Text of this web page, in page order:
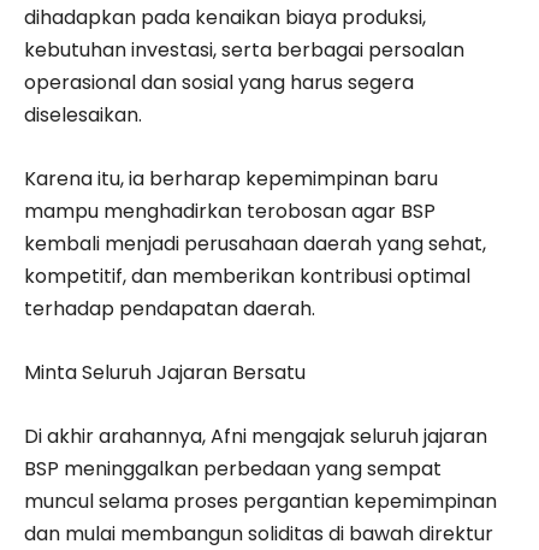
dihadapkan pada kenaikan biaya produksi,
kebutuhan investasi, serta berbagai persoalan
operasional dan sosial yang harus segera
diselesaikan.
Karena itu, ia berharap kepemimpinan baru
mampu menghadirkan terobosan agar BSP
kembali menjadi perusahaan daerah yang sehat,
kompetitif, dan memberikan kontribusi optimal
terhadap pendapatan daerah.
Minta Seluruh Jajaran Bersatu
Di akhir arahannya, Afni mengajak seluruh jajaran
BSP meninggalkan perbedaan yang sempat
muncul selama proses pergantian kepemimpinan
dan mulai membangun soliditas di bawah direktur